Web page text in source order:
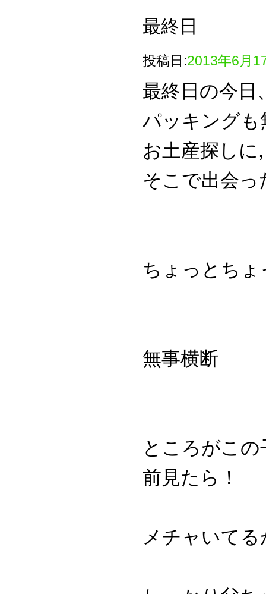
最終日
投稿日:2013年6月
最終日の今日
パッキングも
お土産探しに,
そこで出会
ちょっとち
無事横断
ところがこ
前見たら！
メチャいてる